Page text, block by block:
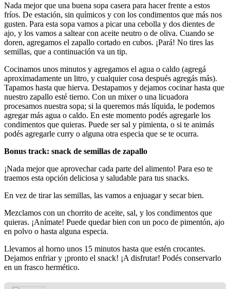
Nada mejor que una buena sopa casera para hacer frente a estos
fríos. De estación, sin químicos y con los condimentos que más nos
gusten. Para esta sopa vamos a picar una cebolla y dos dientes de
ajo, y los vamos a saltear con aceite neutro o de oliva. Cuando se
doren, agregamos el zapallo cortado en cubos. ¡Pará! No tires las
semillas, que a continuación va un tip.
Cocinamos unos minutos y agregamos el agua o caldo (agregá
aproximadamente un litro, y cualquier cosa después agregás más).
Tapamos hasta que hierva. Destapamos y dejamos cocinar hasta que
nuestro zapallo esté tierno. Con un mixer o una licuadora
procesamos nuestra sopa; si la queremos más líquida, le podemos
agregar más agua o caldo. En este momento podés agregarle los
condimentos que quieras. Puede ser sal y pimienta, o si te animás
podés agregarle curry o alguna otra especia que se te ocurra.
Bonus track: snack de semillas de zapallo
¡Nada mejor que aprovechar cada parte del alimento! Para eso te
traemos esta opción deliciosa y saludable para tus snacks.
En vez de tirar las semillas, las vamos a enjuagar y secar bien.
Mezclamos con un chorrito de aceite, sal, y los condimentos que
quieras. ¡Anímate! Puede quedar bien con un poco de pimentón, ajo
en polvo o hasta alguna especia.
Llevamos al horno unos 15 minutos hasta que estén crocantes.
Dejamos enfriar y ¡pronto el snack! ¡A disfrutar! Podés conservarlo
en un frasco hermético.